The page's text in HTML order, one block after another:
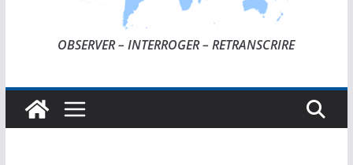
OBSERVER – INTERROGER – RETRANSCRIRE